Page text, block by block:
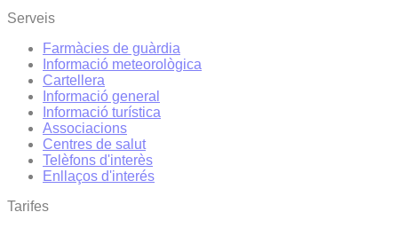
Serveis
Farmàcies de guàrdia
Informació meteorològica
Cartellera
Informació general
Informació turística
Associacions
Centres de salut
Telèfons d'interès
Enllaços d'interés
Tarifes